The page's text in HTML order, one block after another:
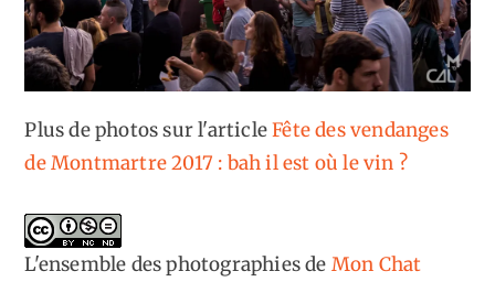
Plus de photos sur l'articleFête des vendanges
de Montmartre 2017 : bah il est où le vin ?
L'ensemble des photographiesde Mon Chat